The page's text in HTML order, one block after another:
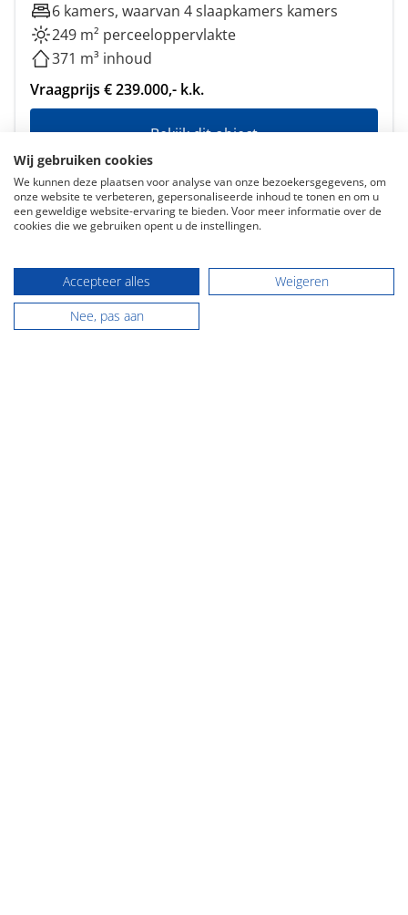
6 kamers, waarvan 4 slaapkamers kamers
249 m² perceeloppervlakte
371 m³ inhoud
Vraagprijs € 239.000,- k.k.
Bekijk dit object
Aangesloten bij o.a.:
Wij gebruiken cookies
We kunnen deze plaatsen voor analyse van onze bezoekersgegevens, om
onze website te verbeteren, gepersonaliseerde inhoud te tonen en om u
een geweldige website-ervaring te bieden. Voor meer informatie over de
cookies die we gebruiken opent u de instellingen.
Accepteer alles
Weigeren
Nee, pas aan